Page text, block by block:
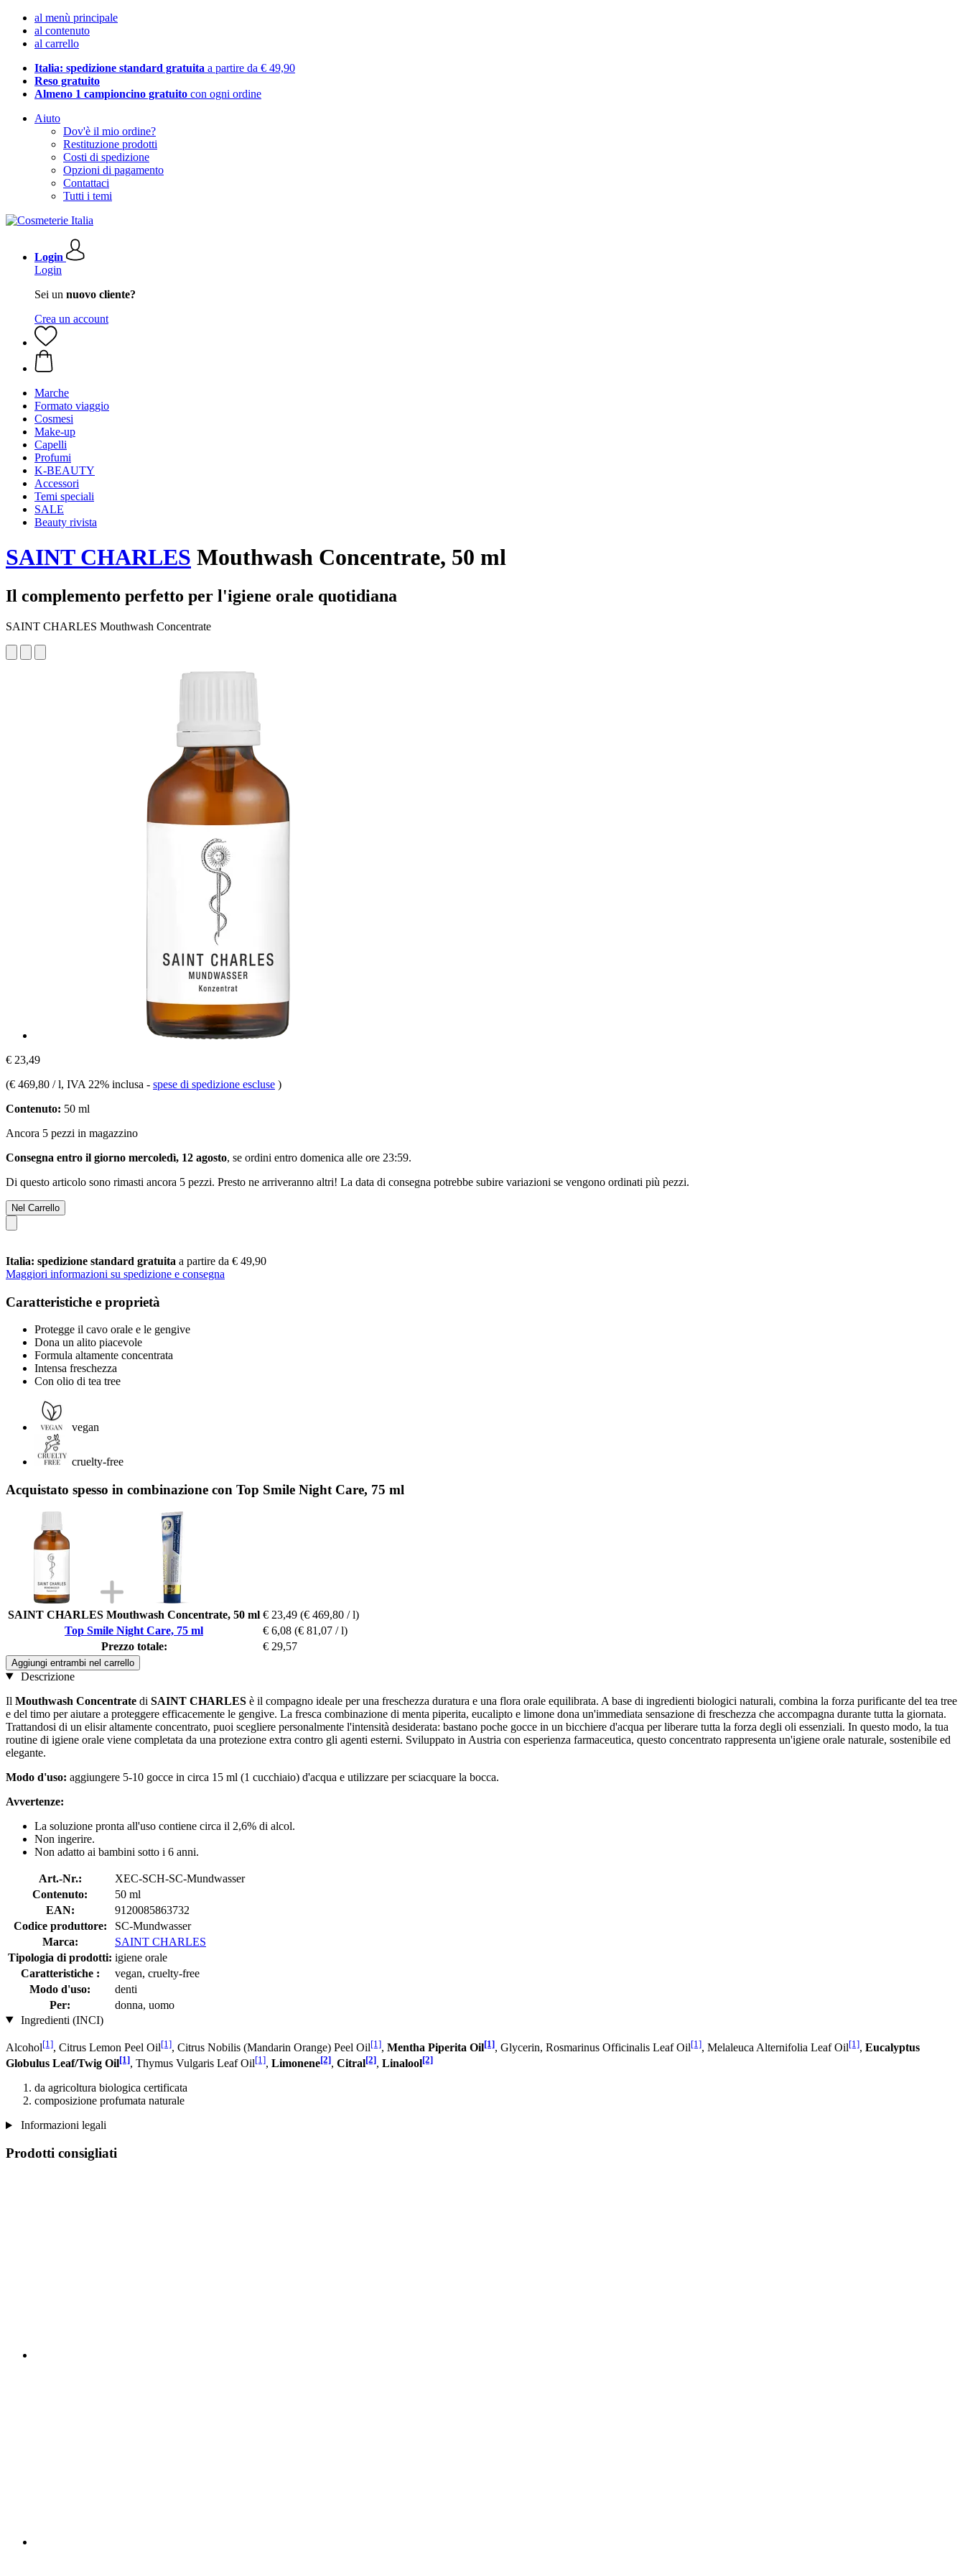
al menù principale
al contenuto
al carrello
Italia: spedizione standard gratuita a partire da € 49,90
Reso gratuito
Almeno 1 campioncino gratuito con ogni ordine
Aiuto
Dov'è il mio ordine?
Restituzione prodotti
Costi di spedizione
Opzioni di pagamento
Contattaci
Tutti i temi
Login
Login
Sei un nuovo cliente?
Crea un account
Marche
Formato viaggio
Cosmesi
Make-up
Capelli
Profumi
K-BEAUTY
Accessori
Temi speciali
SALE
Beauty rivista
SAINT CHARLES Mouthwash Concentrate, 50 ml
Il complemento perfetto per l'igiene orale quotidiana
SAINT CHARLES Mouthwash Concentrate
€ 23,49
(€ 469,80 / l, IVA 22% inclusa - spese di spedizione escluse )
Contenuto: 50 ml
Ancora 5 pezzi in magazzino
Consegna entro il giorno mercoledì, 12 agosto, se ordini entro domenica alle ore 23:59.
Di questo articolo sono rimasti ancora 5 pezzi. Presto ne arriveranno altri! La data di consegna potrebbe subire variazioni se vengono ordinati più pezzi.
Nel Carrello
Italia: spedizione standard gratuita a partire da € 49,90
Maggiori informazioni su spedizione e consegna
Caratteristiche e proprietà
Protegge il cavo orale e le gengive
Dona un alito piacevole
Formula altamente concentrata
Intensa freschezza
Con olio di tea tree
vegan
cruelty-free
Acquistato spesso in combinazione con Top Smile Night Care, 75 ml
SAINT CHARLES Mouthwash Concentrate, 50 ml € 23,49 (€ 469,80 / l)
Top Smile Night Care, 75 ml
€ 6,08 (€ 81,07 / l)
Prezzo totale:
€ 29,57
Aggiungi entrambi nel carrello
Descrizione
Il Mouthwash Concentrate di SAINT CHARLES è il compagno ideale per una freschezza duratura e una flora orale equilibrata. A base di ingredienti biologici naturali, combina la forza purificante del tea tree
e del timo per aiutare a proteggere efficacemente le gengive. La fresca combinazione di menta piperita, eucalipto e limone dona un'immediata sensazione di freschezza che accompagna durante tutta la giornata.
Trattandosi di un elisir altamente concentrato, puoi scegliere personalmente l'intensità desiderata: bastano poche gocce in un bicchiere d'acqua per liberare tutta la forza degli oli essenziali. In questo modo, la tua
routine di igiene orale viene completata da una protezione extra contro gli agenti esterni. Sviluppato in Austria con esperienza farmaceutica, questo concentrato rappresenta un'igiene orale naturale, sostenibile ed
elegante.
Modo d'uso: aggiungere 5-10 gocce in circa 15 ml (1 cucchiaio) d'acqua e utilizzare per sciacquare la bocca.
Avvertenze:
La soluzione pronta all'uso contiene circa il 2,6% di alcol.
Non ingerire.
Non adatto ai bambini sotto i 6 anni.
Art.-Nr.:
XEC-SCH-SC-Mundwasser
Contenuto:
50 ml
EAN:
9120085863732
Codice produttore:
SC-Mundwasser
Marca:
SAINT CHARLES
Tipologia di prodotti: igiene orale
Caratteristiche :
vegan, cruelty-free
Modo d'uso:
denti
Per:
donna, uomo
Ingredienti (INCI)
Alcohol[1], Citrus Lemon Peel Oil[1], Citrus Nobilis (Mandarin Orange) Peel Oil[1], Mentha Piperita Oil[1], Glycerin, Rosmarinus Officinalis Leaf Oil[1], Melaleuca Alternifolia Leaf Oil[1], Eucalyptus
Globulus Leaf/Twig Oil[1], Thymus Vulgaris Leaf Oil[1], Limonene[2], Citral[2], Linalool[2]
da agricoltura biologica certificata
composizione profumata naturale
Informazioni legali
Prodotti consigliati